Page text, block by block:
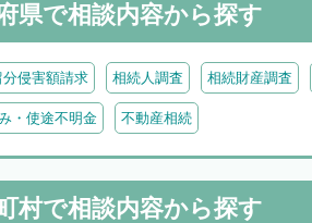
県で相談内容から探す
分侵害額請求 相続人調査 相続財産調査
・使途不明金 不動産相続
村で相談内容から探す